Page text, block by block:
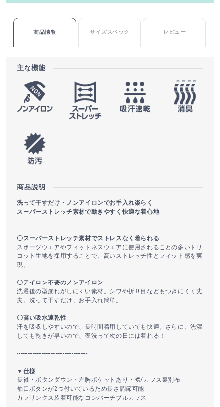
商品情報 サイズスペック レビュー
主な機能
商品説明
洗って干すだけ・ノンアイロンでお手入れ楽らく
スーパーストレッチ素材で動きやすく快適な着心地
〇スーパーストレッチ素材でストレスなく着られる
スポーツウエアやフィットネスウエアに使用されることの多いトリ
コット生地を採用することで、高いストレッチ性とフィット感を実
現。
〇アイロン不要のノンアイロン
洗濯後の型崩れがしにくい素材。シワや折り目などもつきにくく丈
夫。洗って干すだけ、お手入れ簡単。
〇高い吸水速乾性
汗を吸収しやすいので、長時間着用していても快適。さらに、洗濯
しても乾きが早いので、夜洗って次の日には着れる！
----------------------------------------
▼仕様
長袖・ボタンダウン・左胸ポケットあり・襟/カフス裏別布
袖口ボタンが2つ付いているため長さ調節可能
カフリンクス装着可能なコンバーチブルカフス